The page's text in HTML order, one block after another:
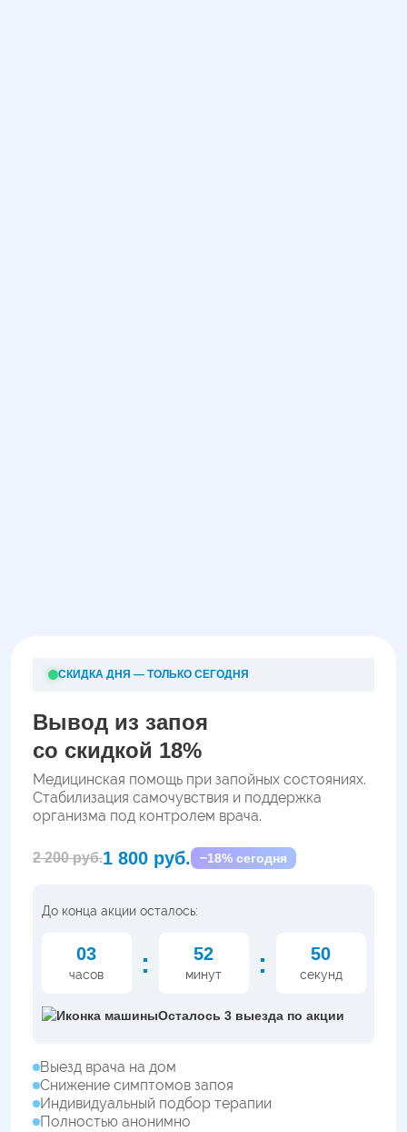
СКИДКА ДНЯ — ТОЛЬКО СЕГОДНЯ
Вывод из запоя
со скидкой 18%
Медицинская помощь при запойных состояниях.
Стабилизация самочувствия и поддержка
организма под контролем врача.
2 200 руб.1 800 руб. −18% сегодня
До конца акции осталось:
03
часов : 52
минут : 49
секунд
Осталось 3 выезда по акции
Выезд врача на дом
Снижение симптомов запоя
Индивидуальный подбор терапии
Полностью анонимно